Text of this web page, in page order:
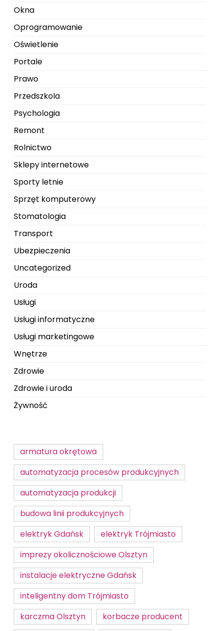
Okna
Oprogramowanie
Oświetlenie
Portale
Prawo
Przedszkola
Psychologia
Remont
Rolnictwo
Sklepy internetowe
Sporty letnie
Sprzęt komputerowy
Stomatologia
Transport
Ubezpieczenia
Uncategorized
Uroda
Usługi
Usługi informatyczne
Usługi marketingowe
Wnętrze
Zdrowie
Zdrowie i uroda
Żywność
armatura okrętowa
automatyzacja procesów produkcyjnych
automatyzacja produkcji
budowa linii produkcyjnych
elektryk Gdańsk
elektryk Trójmiasto
imprezy okolicznościowe Olsztyn
instalacje elektryczne Gdańsk
inteligentny dom Trójmiasto
karczma Olsztyn
korbacze producent